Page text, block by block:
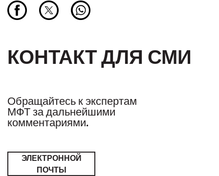
КОНТАКТ ДЛЯ СМИ
Обращайтесь к экспертам
МФТ за дальнейшими
комментариями.
ЭЛЕКТРОННОЙ
ПОЧТЫ